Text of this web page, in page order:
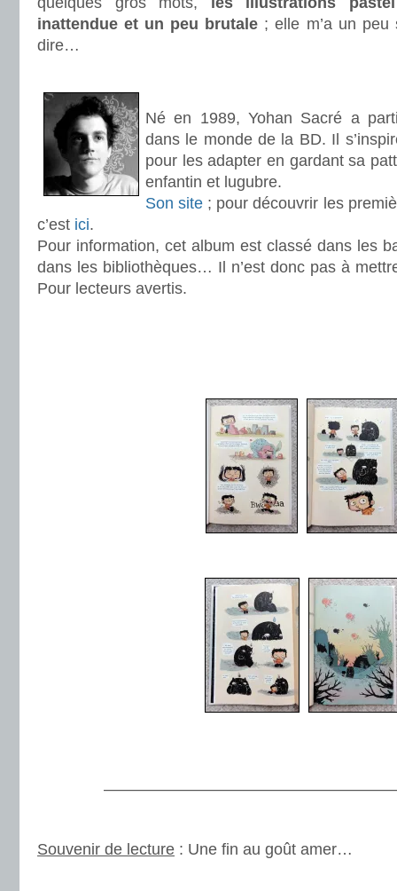
inattendue et un peu brutale ; elle m’a un
dire…
Né en 1989, Yohan Sacré a
dans le monde de la BD. Il
pour les adapter en gardant sa
enfantin et lugubre.
Son site ; pour découvrir les
c’est ici.
Pour information, cet album est classé dans les
dans les bibliothèques… Il n’est donc pas à
Pour lecteurs avertis.
Souvenir de lecture : Une fin au goût amer…